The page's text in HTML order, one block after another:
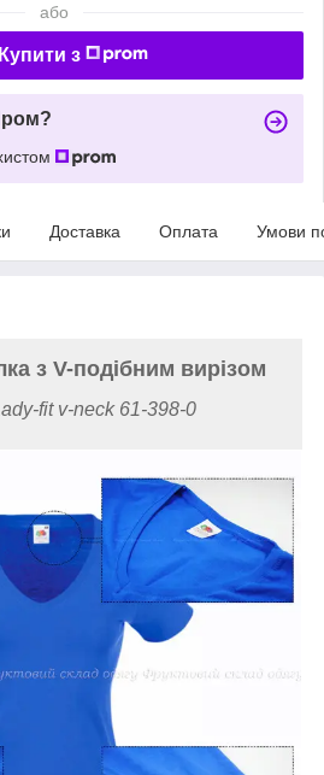
або
Купити з
Доставка Оплата Умови
з V-подібним вирізом
fit v-neck 61-398-0